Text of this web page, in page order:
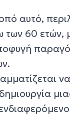
αυτό,
60 ετών,